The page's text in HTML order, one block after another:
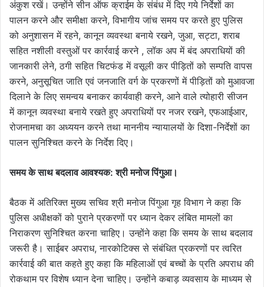
अंकुश रखें। उन्होंने सीन ऑफ क्राईम के संबंध में दिए गये निर्देशों का
पालन करने और समीक्षा करने, विभागीय जांच समय पर करते हुए पुलिस
को अनुशासन में रहने, कानून व्यवस्था बनाये रखने, जुआ, सट्टा, शराब
सहित नशीली वस्तुओं पर कार्रवाई करने , लॉक अप में बंद अपराधियों की
जानकारी लेने, ठगी सहित चिटफंड में वसूली कर पीड़ितों को सम्पति वापस
करने, अनुसूचित जाति एवं जनजाति वर्ग के प्रकरणों में पीड़ितों को मुआवजा
दिलाने के लिए समन्वय बनाकर कार्यवाही करने, आने वाले त्योहारी सीजन
में कानून व्यवस्था बनाये रखते हुए अपराधियों पर नजर रखने, एफआईआर,
रोजनामचा का अध्ययन करने तथा माननीय न्यायालयों के दिशा-निर्देशों का
पालन सुनिश्चित करने के निर्देश दिए।
समय के साथ बदलाव आवश्यक: श्री मनोज पिंगुआ।
बैठक में अतिरिक्त मुख्य सचिव श्री मनोज पिंगुआ गृह विभाग ने कहा कि
पुलिस अधीक्षकों को पुराने प्रकरणों पर ध्यान देकर लंबित मामलों का
निराकरण सुनिश्चित करना चाहिए। उन्होंने कहा कि समय के साथ बदलाव
जरूरी है। साईबर अपराध, नारकोटिक्स से संबंधित प्रकरणों पर त्वरित
कार्रवाई की बात कहते हुए कहा कि महिलाओं एवं बच्चों के प्रति अपराध की
रोकथाम पर विशेष ध्यान देना चाहिए। उन्होंने कबाड़ व्यवसाय के माध्यम से